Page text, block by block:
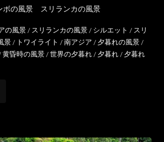
ボの風景 スリランカの風景
の風景 / スリランカの風景 / シルエット / スリ
景/ トワイライト /南アジア / 夕暮れの風景/
黄昏時の風景/世界の夕暮れ/ 夕暮れ/ 夕暮れ